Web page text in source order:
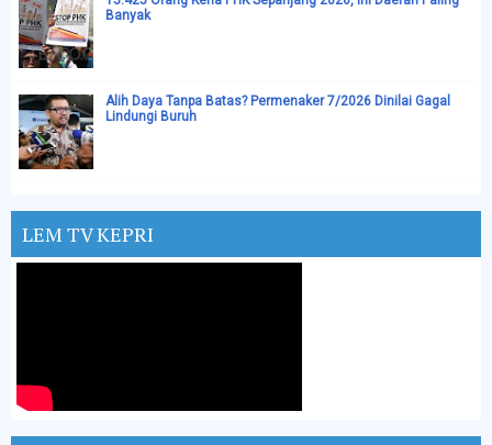
Banyak
Alih Daya Tanpa Batas? Permenaker 7/2026 Dinilai Gagal
Lindungi Buruh
LEM TV KEPRI